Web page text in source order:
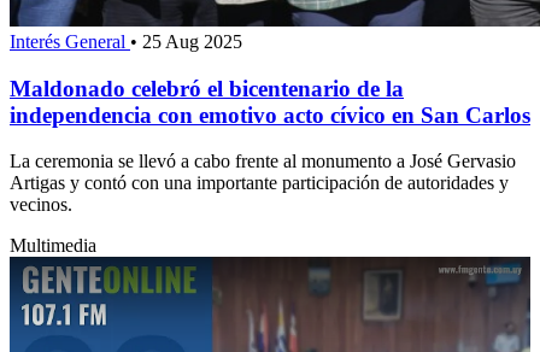
Interés General • 25 Aug 2025
Maldonado celebró el bicentenario de la
independencia con emotivo acto cívico en San Carlos
La ceremonia se llevó a cabo frente al monumento a José Gervasio
Artigas y contó con una importante participación de autoridades y
vecinos.
Multimedia